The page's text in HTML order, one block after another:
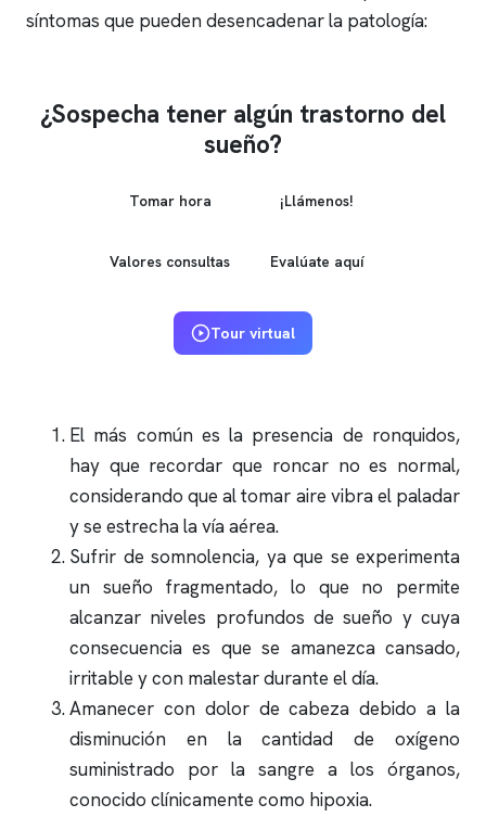
síntomas que pueden desencadenar la patología:
¿Sospecha tener algún trastorno del
sueño?
Tomar hora ¡Llámenos!
Valores consultas Evalúate aquí
Tour virtual
El más común es la presencia de ronquidos,
hay que recordar que roncarno es normal,
considerando que al tomar aire vibra el paladar
y se estrecha la vía aérea.
Sufrir de somnolencia, ya que se experimenta
un sueño fragmentado, lo que no permite
alcanzar niveles profundos de sueño y cuya
consecuencia es que se amanezca cansado,
irritable y con malestar durante el día.
Amanecer con dolor de cabeza debido a la
disminución en la cantidad de oxígeno
suministrado por la sangre a los órganos,
conocido clínicamente como hipoxia.